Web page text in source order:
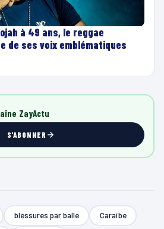
à 49 ans, le reggae
de ses voix emblématiques
ZayActu
S'ABONNER
blessures par balle Caraïbe